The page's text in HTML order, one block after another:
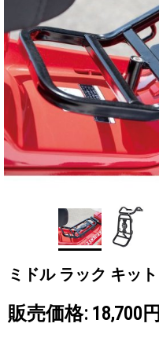
ミドル ラック キット
販売価格: 18,700円